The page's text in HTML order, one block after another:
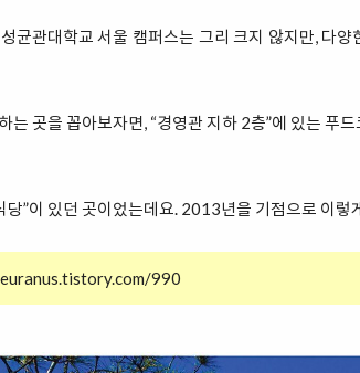
균관대학교 서울 캠퍼스는 그리 크지 않지만, 다
곳을 꼽아보자면, “경영관 지하 2층”에 있는 푸
당”이 있던 곳이었는데요. 2013년을 기점으로 이렇
990